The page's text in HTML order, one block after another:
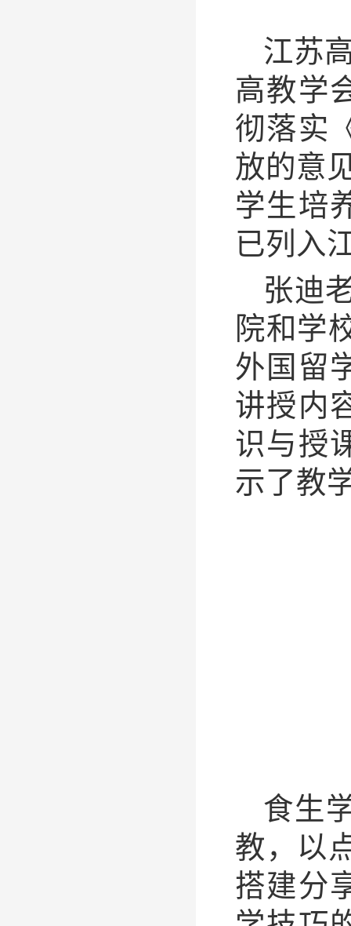
江苏
高教学
彻落实
放的意
学生培
已列入
张迪
院和学
外国留
讲授内
识与授
示了教
食生
教，以
搭建分